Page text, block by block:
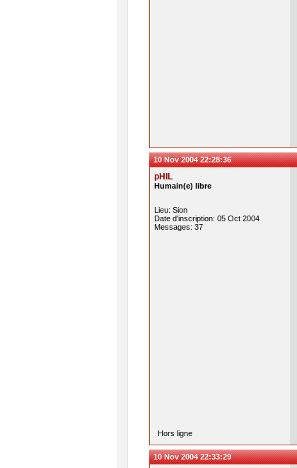
10 Nov 2004 22:28:36
pHIL
Humain(e) libre
Lieu: Sion
Date d'inscription: 05 Oct 2004
Messages: 37
Hors ligne
10 Nov 2004 22:33:29